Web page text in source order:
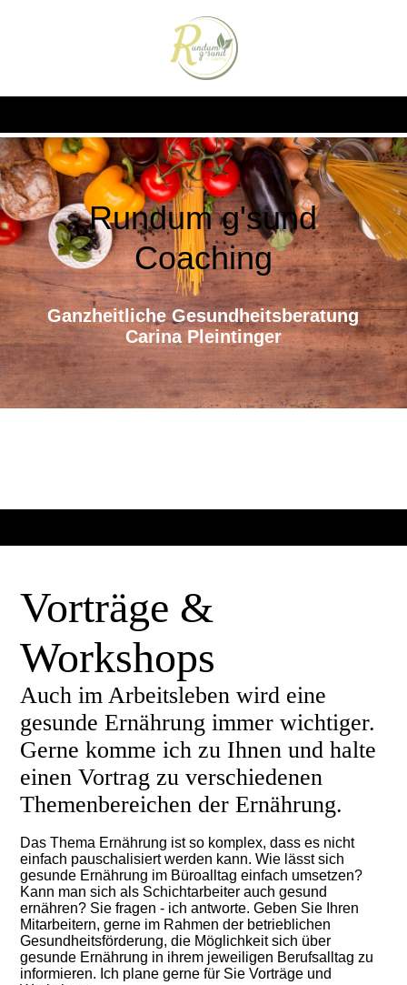
Rundum g'sund
Coaching
Ganzheitliche Gesundheitsberatung
Carina Pleintinger
Vorträge &
Workshops
Auch im Arbeitsleben wird eine
gesunde Ernährung immer wichtiger.
Gerne komme ich zu Ihnen und halte
einen Vortrag zu verschiedenen
Themenbereichen der Ernährung.
Das Thema Ernährung ist so komplex, dass es nicht
einfach pauschalisiert werden kann. Wie lässt sich
gesunde Ernährung im Büroalltag einfach umsetzen?
Kann man sich als Schichtarbeiter auch gesund
ernähren? Sie fragen - ich antworte. Geben Sie Ihren
Mitarbeitern, gerne im Rahmen der betrieblichen
Gesundheitsförderung, die Möglichkeit sich über
gesunde Ernährung in ihrem jeweiligen Berufsalltag zu
informieren. Ich plane gerne für Sie Vorträge und